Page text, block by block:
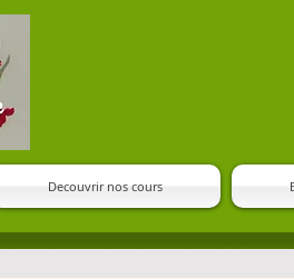
Decouvrir nos cours